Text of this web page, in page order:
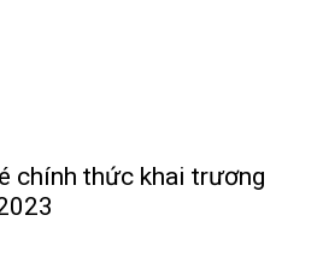
chính thức khai trương